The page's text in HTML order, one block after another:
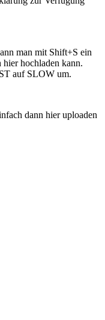
man mit Shift+S ein
hier hochladen kann.
auf SLOW um.
dann hier uploaden